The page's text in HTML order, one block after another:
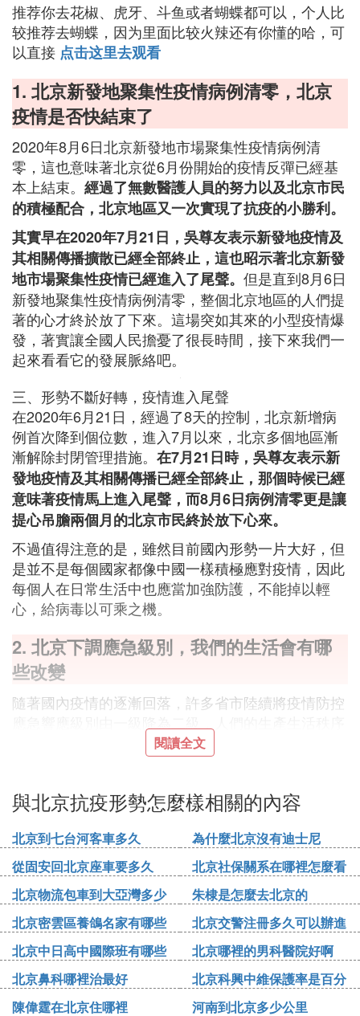
推荐你去花椒、虎牙、斗鱼或者蝴蝶都可以，个人比
较推荐去蝴蝶，因为里面比较火辣还有你懂的哈，可
以直接 点击这里去观看
1. 北京新發地聚集性疫情病例清零，北京
疫情是否快結束了
2020年8月6日北京新發地市場聚集性疫情病例清
零，這也意味著北京從6月份開始的疫情反彈已經基
本上結束。 經過了無數醫護人員的努力以及北京市民
的積極配合，北京地區又一次實現了抗疫的小勝利。
其實早在2020年7月21日，吳尊友表示新發地疫情及
其相關傳播擴散已經全部終止，這也昭示著北京新發
地市場聚集性疫情已經進入了尾聲。 但是直到8月6日
新發地聚集性疫情病例清零，整個北京地區的人們提
著的心才終於放了下來。這場突如其來的小型疫情爆
發，著實讓全國人民擔憂了很長時間，接下來我們一
起來看看它的發展脈絡吧。
三、形勢不斷好轉，疫情進入尾聲
在2020年6月21日，經過了8天的控制，北京新增病
例首次降到個位數，進入7月以來，北京多個地區漸
漸解除封閉管理措施。 在7月21日時，吳尊友表示新
發地疫情及其相關傳播已經全部終止，那個時候已經
意味著疫情馬上進入尾聲，而8月6日病例清零更是讓
提心吊膽兩個月的北京市民終於放下心來。
不過值得注意的是，雖然目前國內形勢一片大好，但
是並不是每個國家都像中國一樣積極應對疫情，因此
每個人在日常生活中也應當加強防護，不能掉以輕
心，給病毒以可乘之機。
2. 北京下調應急級別，我們的生活會有哪
些改變
隨著國內疫情的逐漸回落，許多省市陸續將疫情防控
在逐步恢復。買早點、吃大餐、打卡景點，“我的快
樂，真的都回來了”！
北京作為首都，終於也在4月30日，將響應級別調整
到了二級響應。北京的疫情防控形勢好轉，但這對普
通人來說意味著什麼呢？
對遊客來說，可以正常游覽景點
天壇公園、國家博物館五一假期陸續開放，對於喜歡
旅行的人來說，又可以“放肆”打卡了。
閱讀全文
與北京抗疫形勢怎麼樣相關的內容
北京到七台河客車多久
為什麼北京沒有迪士尼
從固安回北京座車要多久
北京社保關系在哪裡怎麼看
北京物流包車到大亞灣多少
錢
朱棣是怎麼去北京的
北京密雲區養鴿名家有哪些
人
北京交警注冊多久可以辦進
京證
北京中日高中國際班有哪些
北京哪裡的男科醫院好啊
北京鼻科哪裡治最好
北京科興中維保護率是百分
之多少
陳偉霆在北京住哪裡 河南到北京多少公里